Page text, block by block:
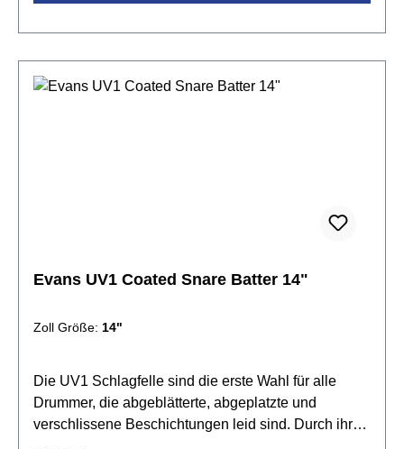
einsetzbar sehr strapazierfähig Level 360
Evans UV1 Coated Snare Batter 14"
Zoll Größe: 14"
Die UV1 Schlagfelle sind die erste Wahl für alle
Drummer, die abgeblätterte, abgeplatzte und
verschlissene Beschichtungen leid sind. Durch ihre